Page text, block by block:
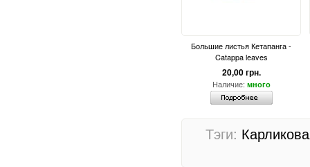
Большие листья Кетапанга -
Catappa leaves
20,00 грн.
Наличие: много
Тэги: